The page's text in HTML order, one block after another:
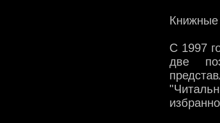
Книжные
С 1997
две